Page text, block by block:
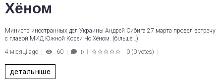
Хёном
Министр иностранных дел Украины Андрей Сибига 27 марта провел встречу
с главой МИД Южной Кореи Чо Хёном. (більше…)
4 місяці ago
60 0 0 (0 votes)
детальніше